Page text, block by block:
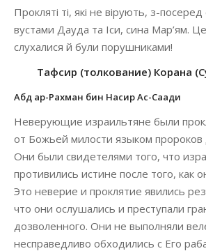
Прокляті ті, які не вірують, з-посеред
вустами Дауда та Іси, сина Мар’ям.
слухалися й були порушниками!
Тафсир (толкование) Корана
Абд ар-Рахман бин Насир Ас-Саади
Неверующие израильтяне были
от Божьей милости языком
Они были свидетелями того, что
противились истине после того, как
Это неверие и проклятие явились
что они ослушались и преступали
дозволенного. Они не выполняли
несправедливо обходились с Его